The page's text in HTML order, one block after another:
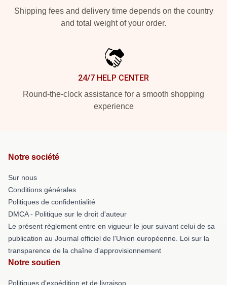
Shipping fees and delivery time depends on the country
and total weight of your order.
24/7 HELP CENTER
Round-the-clock assistance for a smooth shopping
experience
Notre société
Sur nous
Conditions générales
Politiques de confidentialité
DMCA - Politique sur le droit d'auteur
Le présent règlement entre en vigueur le jour suivant celui de sa
publication au Journal officiel de l'Union européenne. Loi sur la
transparence de la chaîne d'approvisionnement
Notre soutien
Politiques d'expédition et de livraison